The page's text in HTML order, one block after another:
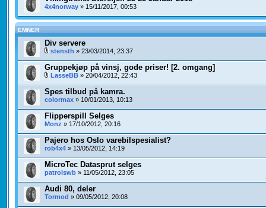
4x4norway» 15/11/2017, 00:53
EMNER
Div servere
stensth » 23/03/2014, 23:37
Gruppekjøp på vinsj, gode priser! [2. omgang]
LasseBB» 20/04/2012, 22:43
Spes tilbud på kamra.
colormax» 10/01/2013, 10:13
Flipperspill Selges
Monz » 17/10/2012, 20:16
Pajero hos Oslo varebilspesialist?
rob4x4» 13/05/2012, 14:19
MicroTec Datasprut selges
patrolswb» 11/05/2012, 23:05
Audi 80, deler
Tormod » 09/05/2012, 20:08